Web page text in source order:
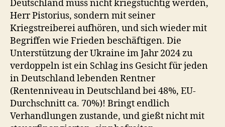
Deutschland muss nicht kriegstüchtig werden,
Herr Pistorius, sondern mit seiner
Kriegstreiberei aufhören, und sich wieder mit
Begriffen wie Frieden beschäftigen. Die
Unterstützung der Ukraine im Jahr 2024 zu
verdoppeln ist ein Schlag ins Gesicht für jeden
in Deutschland lebenden Rentner
(Rentenniveau in Deutschland bei 48%, EU-
Durchschnitt ca. 70%)! Bringt endlich
Verhandlungen zustande, und gießt nicht mit